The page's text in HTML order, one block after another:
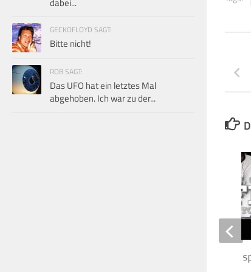
“The Pineapple Thief”
GECKOFLOYD SAGT:
Bitte nicht!
ROB SAGT:
Das UFO hat ein letztes Mal
abgehoben. Ich war zu der...